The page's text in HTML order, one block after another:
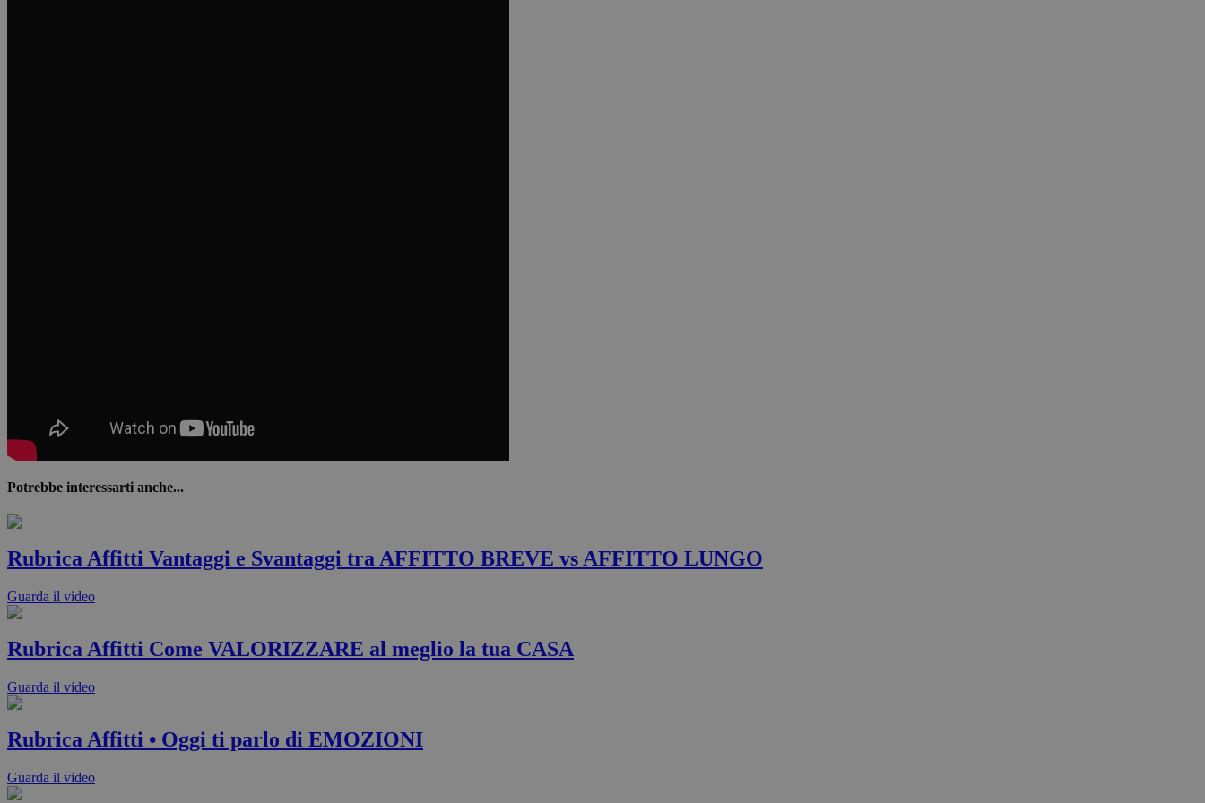
Potrebbe interessarti anche...
Rubrica Affitti Vantaggi e Svantaggi tra AFFITTO BREVE vs AFFITTO LUNGO
Guarda il video
Rubrica Affitti Come VALORIZZARE al meglio la tua CASA
Guarda il video
Rubrica Affitti • Oggi ti parlo di EMOZIONI
Guarda il video